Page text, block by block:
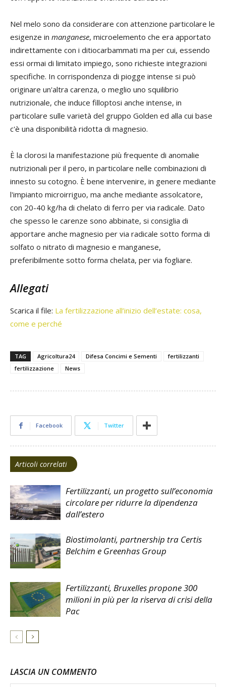
Nel melo sono da considerare con attenzione particolare le
esigenze in manganese, microelemento che era apportato
indirettamente con i ditiocarbammati ma per cui, essendo
essi ormai di limitato impiego, sono richieste integrazioni
specifiche. In corrispondenza di piogge intense si può
originare un'altra carenza, o meglio uno squilibrio
nutrizionale, che induce filloptosi anche intense, in
particolare sulle varietà del gruppo Golden ed alla cui base
c'è una disponibilità ridotta di magnesio.
È la clorosi la manifestazione più frequente di anomalie
nutrizionali per il pero, in particolare nelle combinazioni di
innesto su cotogno. È bene intervenire, in genere mediante
l'impianto microirriguo, ma anche mediante assolcatore,
con 20-40 kg/ha di chelato di ferro per via radicale. Dato
che spesso le carenze sono abbinate, si consiglia di
apportare anche magnesio per via radicale sotto forma di
solfato o nitrato di magnesio e manganese,
preferibilmente sotto forma chelata, per via fogliare.
Allegati
Scarica il file: La fertilizzazione all’inizio dell’estate: cosa,
come e perché
TAG Agricoltura24 Difesa Concimi e Sementi
fertilizzanti
fertilizzazione
News
Facebook Twitter
Articoli correlati
Fertilizzanti, un progetto sull’economia
circolare per ridurre la dipendenza
dall’estero
Biostimolanti, partnership tra Certis
Belchim e Greenhas Group
Fertilizzanti, Bruxelles propone 300
milioni in più per la riserva di crisi della
Pac
LASCIA UN COMMENTO